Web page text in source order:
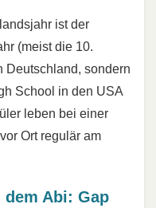
ist der
(meist die 10.
Deutschland, sondern
School in den USA
leben bei einer
Ort regulär am
Abi: Gap